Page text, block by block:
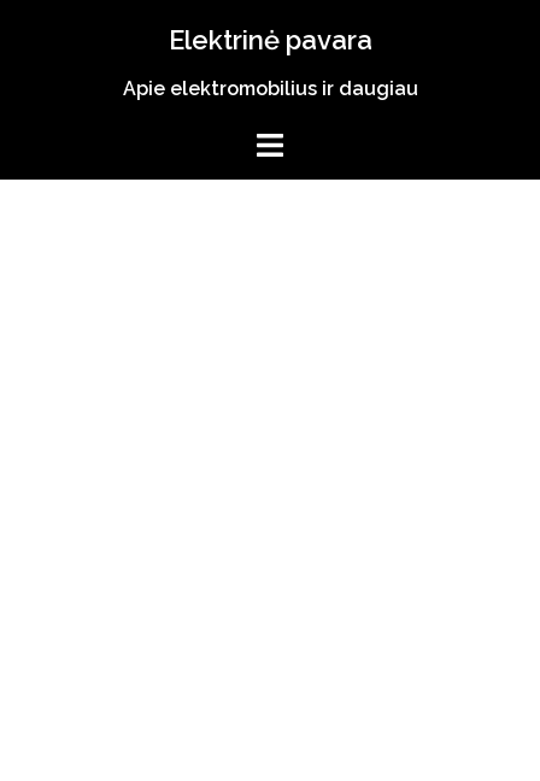
Elektrinė pavara
Apie elektromobilius ir daugiau